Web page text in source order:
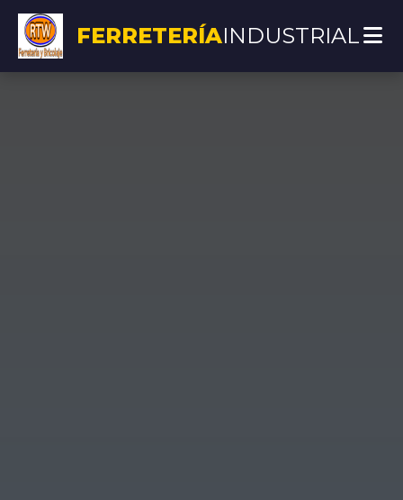
FERRETERÍAINDUSTRIAL